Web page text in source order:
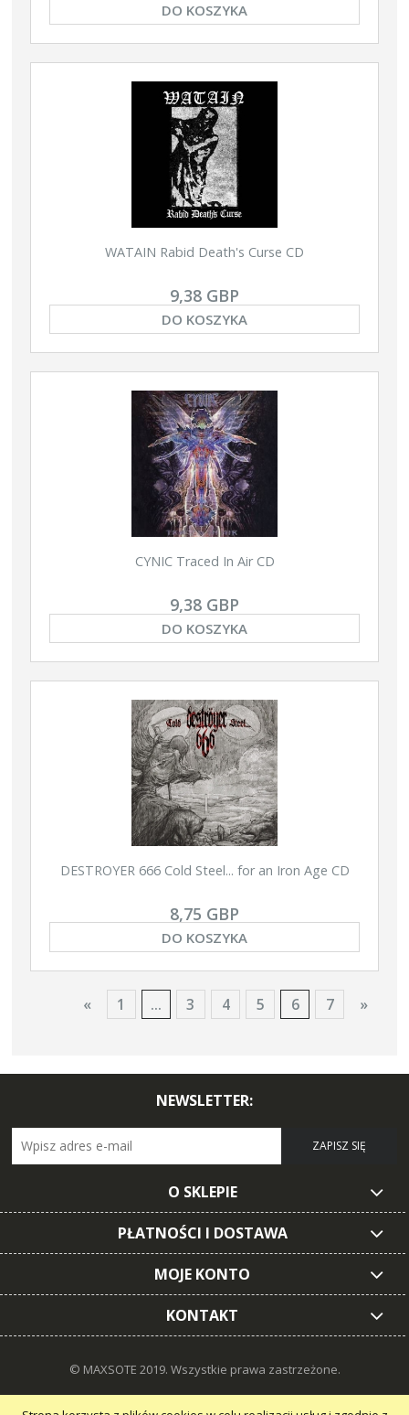
DO KOSZYKA
WATAIN Rabid Death's Curse CD
9,38 GBP
DO KOSZYKA
CYNIC Traced In Air CD
9,38 GBP
DO KOSZYKA
DESTROYER 666 Cold Steel... for an Iron Age CD
8,75 GBP
DO KOSZYKA
« 1 ... 3 4 5 6 7 »
NEWSLETTER:
ZAPISZ SIĘ
O SKLEPIE
PŁATNOŚCI I DOSTAWA
MOJE KONTO
KONTAKT
© MAXSOTE 2019. Wszystkie prawa zastrzeżone.